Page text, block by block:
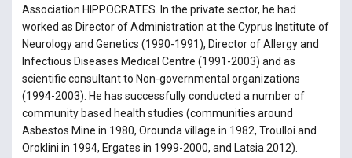
Association HIPPOCRATES. In the private sector, he had
worked as Director of Administration at the Cyprus Institute of
Neurology and Genetics (1990-1991), Director of Allergy and
Infectious Diseases Medical Centre (1991-2003) and as
scientific consultant to Non-governmental organizations
(1994-2003). He has successfully conducted a number of
community based health studies (communities around
Asbestos Mine in 1980, Orounda village in 1982, Troulloi and
Oroklini in 1994, Ergates in 1999-2000, and Latsia 2012).